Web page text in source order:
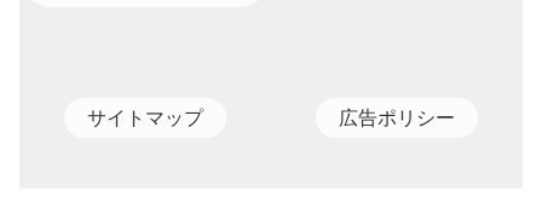
サイトマップ 広告ポリシー